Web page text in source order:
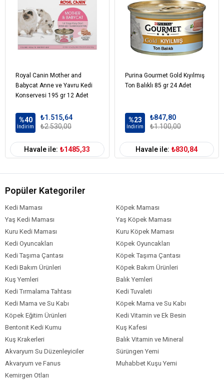
Royal Canin Mother and
Babycat Anne ve Yavru Kedi
Konservesi 195 gr 12 Adet
%40
İndirim
₺1.515,64
₺2.530,00
Havale ile: ₺1485,33
Purina Gourmet Gold Kıyılmış
Ton Balıklı 85 gr 24 Adet
%23
İndirim
₺847,80
₺1.100,00
Havale ile: ₺830,84
Popüler Kategoriler
Kedi Maması
Köpek Maması
Yaş Kedi Maması
Yaş Köpek Maması
Kuru Kedi Maması
Kuru Köpek Maması
Kedi Oyuncakları
Köpek Oyuncakları
Kedi Taşıma Çantası
Köpek Taşıma Çantası
Kedi Bakım Ürünleri
Köpek Bakım Ürünleri
Kuş Yemleri
Balık Yemleri
Kedi Tırmalama Tahtası
Kedi Tuvaleti
Kedi Mama ve Su Kabı
Köpek Mama ve Su Kabı
Köpek Eğitim Ürünleri
Kedi Vitamin ve Ek Besin
Bentonit Kedi Kumu
Kuş Kafesi
Kuş Krakerleri
Balık Vitamin ve Mineral
Akvaryum Su Düzenleyiciler
Sürüngen Yemi
Akvaryum ve Fanus
Muhabbet Kuşu Yemi
Kemirgen Otları